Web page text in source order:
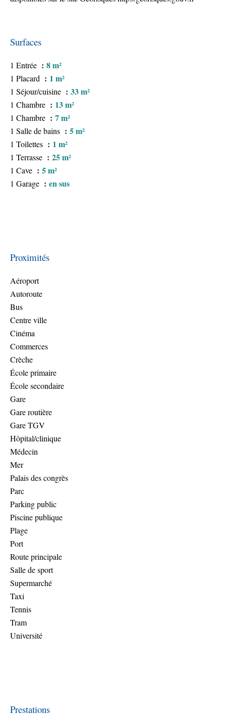
Surfaces
1 Entrée 8 m²
1 Placard 1 m²
1 Séjour/cuisine 33 m²
1 Chambre 13 m²
1 Chambre 7 m²
1 Salle de bains 5 m²
1 Toilettes 1 m²
1 Terrasse 25 m²
1 Cave 5 m²
1 Garage en sus
Proximités
Aéroport
Autoroute
Bus
Centre ville
Cinéma
Commerces
Crèche
École primaire
École secondaire
Gare
Gare routière
Gare TGV
Hôpital/clinique
Médecin
Mer
Palais des congrès
Parc
Parking public
Piscine publique
Plage
Port
Route principale
Salle de sport
Supermarché
Taxi
Tennis
Tram
Université
Prestations